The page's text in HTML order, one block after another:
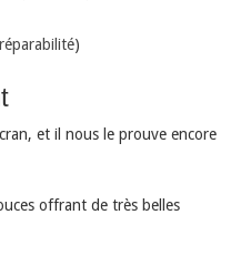
)
et il nous le prouve encore
offrant de très belles